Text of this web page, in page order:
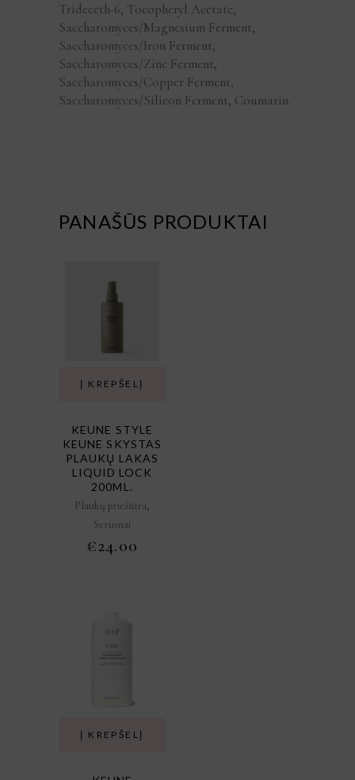
Trideceth-6, Tocopheryl Acetate,
Saccharomyces/Magnesium Ferment,
Saccharomyces/Iron Ferment,
Saccharomyces/Zinc Ferment,
Saccharomyces/Copper Ferment,
Saccharomyces/Silicon Ferment, Coumarin.
PANAŠŪS PRODUKTAI
Į KREPŠELĮ
KEUNE STYLE
KEUNE SKYSTAS
PLAUKŲ LAKAS
LIQUID LOCK
200ML.
Plaukų priežiūra,
Serumai
€24.00
Į KREPŠELĮ